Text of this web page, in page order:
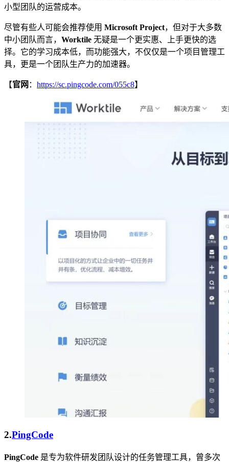
小型团队的运营成本。
尽管有些人可能会推荐使用 Microsoft Project，但对于大多数
中小团队而言， Worktile 无疑是一个更实惠、上手更快的选
择。它的学习成本低，而功能强大，不仅仅是一个项目管理工
具，更是一个团队生产力的加速器。
【官网 ： https://sc.pingcode.com/055c8】
2.PingCode
PingCode 是专为软件研发团队设计的任务管理工具，曾多次